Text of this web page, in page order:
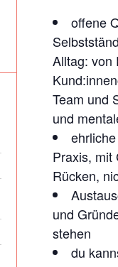
E
R
Z
W
E
I
W
Ö
C
H
E
offene
Alltag: von
Team und
und
Praxis, mit
Rücken,
und
stehen
du